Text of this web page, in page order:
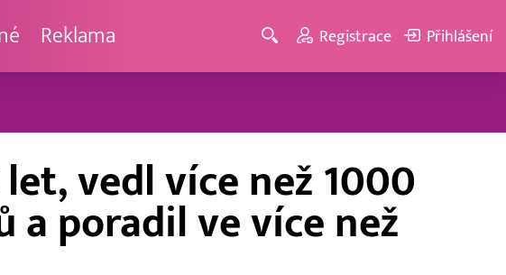
Reklama Registrace Přihlášení
vedl více než 1000
poradil ve více než